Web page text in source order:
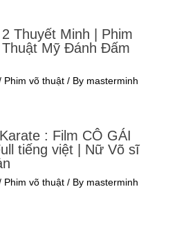
Thuyết Minh | Phim
Mỹ Đánh Đấm
Phim võ thuật/ By masterminh
: Film CÔ GÁI
tiếng việt | Nữ Võ sĩ
Phim võ thuật/ By masterminh